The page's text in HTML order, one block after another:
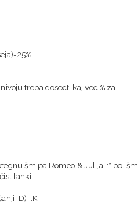
treba dosecti kaj vec % za
šm pa Romeo & Julija :* pol šm
lahki!!
D) :K